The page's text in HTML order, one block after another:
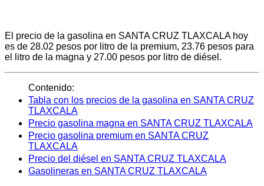
El precio de la gasolina en SANTA CRUZ TLAXCALA hoy
es de 28.02 pesos por litro de la premium, 23.76 pesos para
el litro de la magna y 27.00 pesos por litro de diésel.
Contenido:
Tabla con los precios de la gasolina en SANTA CRUZ
TLAXCALA
Precio gasolina magna en SANTA CRUZ TLAXCALA
Precio gasolina premium en SANTA CRUZ
TLAXCALA
Precio del diésel en SANTA CRUZ TLAXCALA
Gasolineras en SANTA CRUZ TLAXCALA